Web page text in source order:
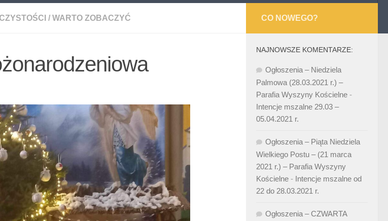
/ WARTO ZOBACZYĆ CO NOWEGO?
NAJNOWSZE KOMENTARZE:
Ogłoszenia – Niedziela
Palmowa (28.03.2021 r.) –
Parafia Wyszyny Kościelne -
Intencje mszalne 29.03 –
05.04.2021 r.
Ogłoszenia – Piąta Niedziela
Wielkiego Postu – (21 marca
2021 r.) – Parafia Wyszyny
Kościelne - Intencje mszalne od
22 do 28.03.2021 r.
Ogłoszenia – CZWARTA